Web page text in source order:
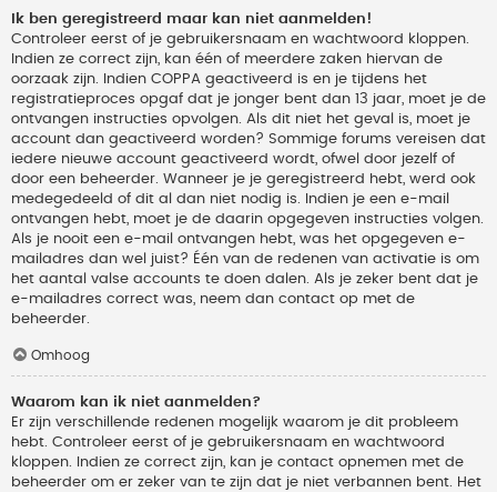
Ik ben geregistreerd maar kan niet aanmelden!
Controleer eerst of je gebruikersnaam en wachtwoord kloppen.
Indien ze correct zijn, kan één of meerdere zaken hiervan de
oorzaak zijn. Indien COPPA geactiveerd is en je tijdens het
registratieproces opgaf dat je jonger bent dan 13 jaar, moet je de
ontvangen instructies opvolgen. Als dit niet het geval is, moet je
account dan geactiveerd worden? Sommige forums vereisen dat
iedere nieuwe account geactiveerd wordt, ofwel door jezelf of
door een beheerder. Wanneer je je geregistreerd hebt, werd ook
medegedeeld of dit al dan niet nodig is. Indien je een e-mail
ontvangen hebt, moet je de daarin opgegeven instructies volgen.
Als je nooit een e-mail ontvangen hebt, was het opgegeven e-
mailadres dan wel juist? Één van de redenen van activatie is om
het aantal valse accounts te doen dalen. Als je zeker bent dat je
e-mailadres correct was, neem dan contact op met de
beheerder.
Omhoog
Waarom kan ik niet aanmelden?
Er zijn verschillende redenen mogelijk waarom je dit probleem
hebt. Controleer eerst of je gebruikersnaam en wachtwoord
kloppen. Indien ze correct zijn, kan je contact opnemen met de
beheerder om er zeker van te zijn dat je niet verbannen bent. Het